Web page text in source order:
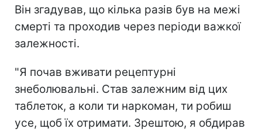
Він згадував, що кілька разів був на межі
смерті та проходив через періоди важкої
залежності.
"Я почав вживати рецептурні
знеболювальні. Став залежним від цих
таблеток, а коли ти наркоман, ти робиш
усе, щоб їх отримати. Зрештою, я обдирав